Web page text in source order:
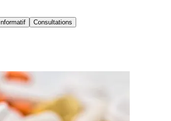
Informatif Consultations